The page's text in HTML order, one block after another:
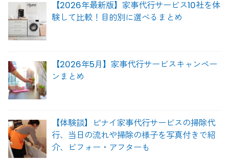
【2026年最新版】家事代行サービス10社を体
験して比較！目的別に選べるまとめ
【2026年5月】家事代行サービスキャンペー
ンまとめ
【体験談】ピナイ家事代行サービスの掃除代
行、当日の流れや掃除の様子を写真付きで紹
介、ビフォー・アフターも